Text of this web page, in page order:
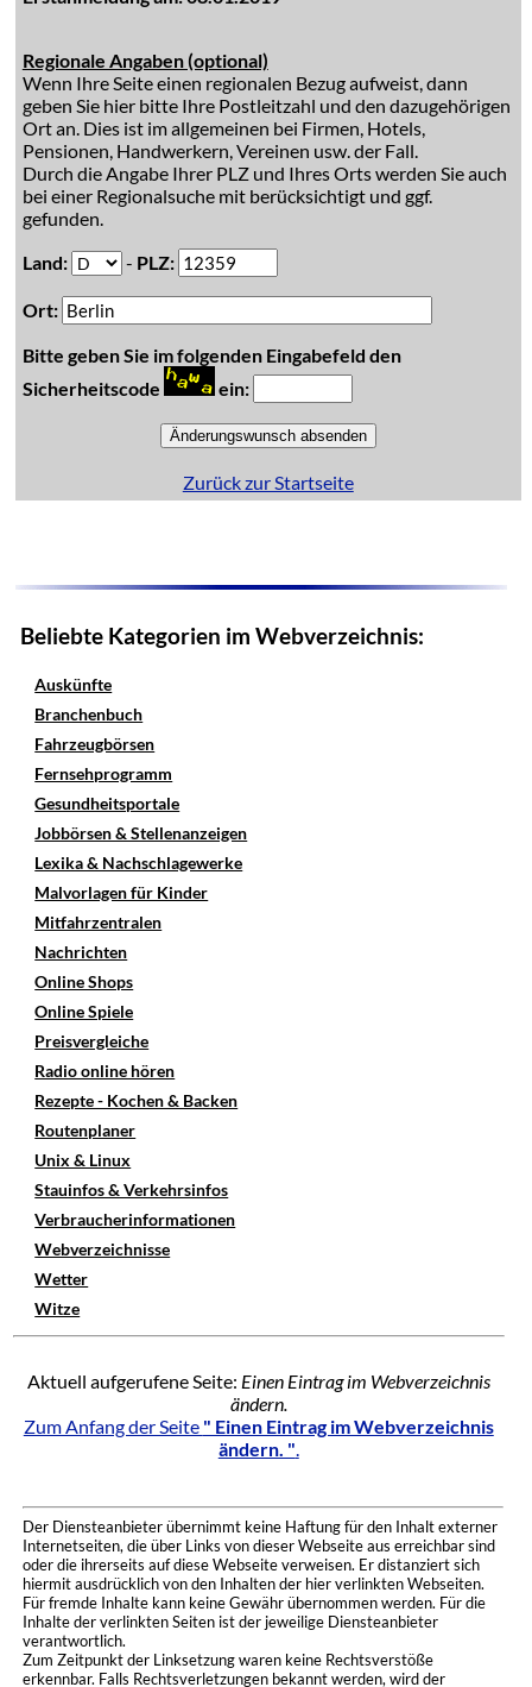
Regionale Angaben (optional)
Wenn Ihre Seite einen regionalen Bezug aufweist, dann
geben Sie hier bitte Ihre Postleitzahl und den dazugehörigen
Ort an. Dies ist im allgemeinen bei Firmen, Hotels,
Pensionen, Handwerkern, Vereinen usw. der Fall.
Durch die Angabe Ihrer PLZ und Ihres Orts werden Sie auch
bei einer Regionalsuche mit berücksichtigt und ggf.
gefunden.
Land:
- PLZ:
Ort:
Bitte geben Sie im folgenden Eingabefeld den
Sicherheitscode
ein:
Zurück zur Startseite
Beliebte Kategorien im Webverzeichnis:
Auskünfte
Branchenbuch
Fahrzeugbörsen
Fernsehprogramm
Gesundheitsportale
Jobbörsen & Stellenanzeigen
Lexika & Nachschlagewerke
Malvorlagen für Kinder
Mitfahrzentralen
Nachrichten
Online Shops
Online Spiele
Preisvergleiche
Radio online hören
Rezepte - Kochen & Backen
Routenplaner
Unix & Linux
Stauinfos & Verkehrsinfos
Verbraucherinformationen
Webverzeichnisse
Wetter
Witze
Aktuell aufgerufene Seite: Einen Eintrag im Webverzeichnis
ändern.
Zum Anfang der Seite " Einen Eintrag im Webverzeichnis
ändern. ".
Der Diensteanbieter übernimmt keine Haftung für den Inhalt externer
Internetseiten, die über Links von dieser Webseite aus erreichbar sind
oder die ihrerseits auf diese Webseite verweisen. Er distanziert sich
hiermit ausdrücklich von den Inhalten der hier verlinkten Webseiten.
Für fremde Inhalte kann keine Gewähr übernommen werden. Für die
Inhalte der verlinkten Seiten ist der jeweilige Diensteanbieter
verantwortlich.
Zum Zeitpunkt der Linksetzung waren keine Rechtsverstöße
erkennbar. Falls Rechtsverletzungen bekannt werden, wird der